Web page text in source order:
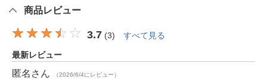
商品レビュー
3.7 (3) すべて見る
最新レビュー
匿名 さん （2026/6/4にレビュー）